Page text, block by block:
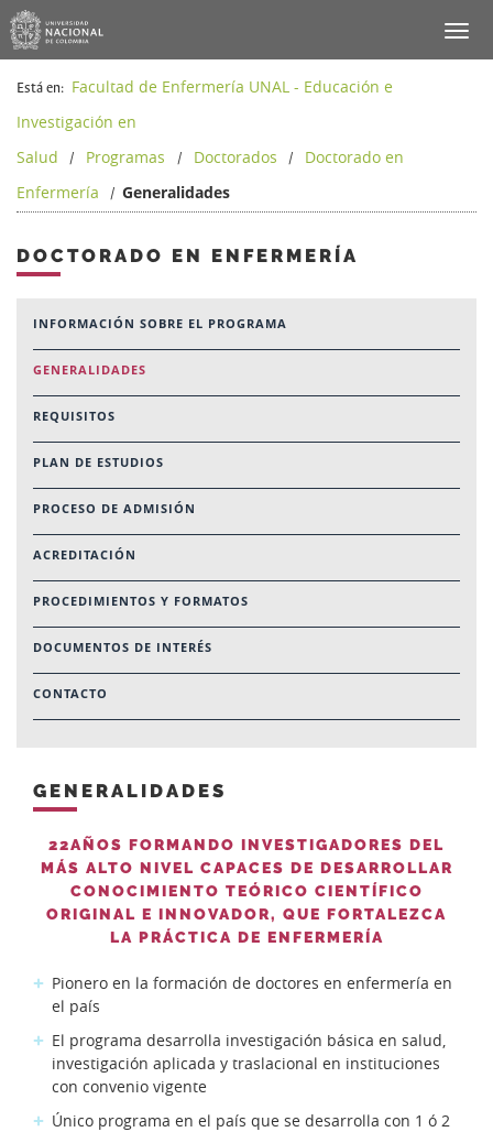
Está en: Facultad de Enfermería UNAL - Educación e
Investigación en
Salud
/ Programas / Doctorados /
Doctorado en
Enfermería
/Generalidades
DOCTORADO EN ENFERMERÍA
INFORMACIÓN SOBRE EL PROGRAMA
GENERALIDADES
REQUISITOS
PLAN DE ESTUDIOS
PROCESO DE ADMISIÓN
ACREDITACIÓN
PROCEDIMIENTOS Y FORMATOS
DOCUMENTOS DE INTERÉS
CONTACTO
GENERALIDADES
22AÑOS FORMANDO INVESTIGADORES DEL
MÁS ALTO NIVEL CAPACES DE DESARROLLAR
CONOCIMIENTO TEÓRICO CIENTÍFICO
ORIGINAL E INNOVADOR, QUE FORTALEZCA
LA PRÁCTICA DE ENFERMERÍA
Pionero en la formación de doctores en enfermería en
el país
El programa desarrolla investigación básica en salud,
investigación aplicada y traslacional en instituciones
con convenio vigente
Único programa en el país que se desarrolla con 1 ó 2